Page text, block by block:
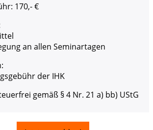
170,- €
an allen Seminartagen
der IHK
gemäß § 4 Nr. 21 a) bb) UStG